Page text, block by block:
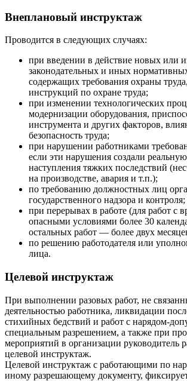
Внеплановый инструктаж
Проводится в следующих случаях:
при введении в действие новых или
законодательных и иных
содержащих требования охраны
инструкций по охране труда;
при изменении технологических
модернизации оборудования,
инструмента и других факторов,
безопасность труда;
при нарушении работниками
если эти нарушения создали
наступления тяжких последствий
на производстве, авария и т.п.);
по требованию должностных лиц
государственного надзора и контроля;
при перерывах в работе (для работ с
опасными условиями более 30
остальных работ — более двух
по решению работодателя или
лица.
Целевой инструктаж
При выполнении разовых работ, не
деятельностью работника, ликвидации
стихийных бедствий и работ с нарядом-
специальным разрешением, а также при
мероприятий в организации руководитель
целевой инструктаж.
Целевой инструктаж с работающими по
иному разрешающему документу,